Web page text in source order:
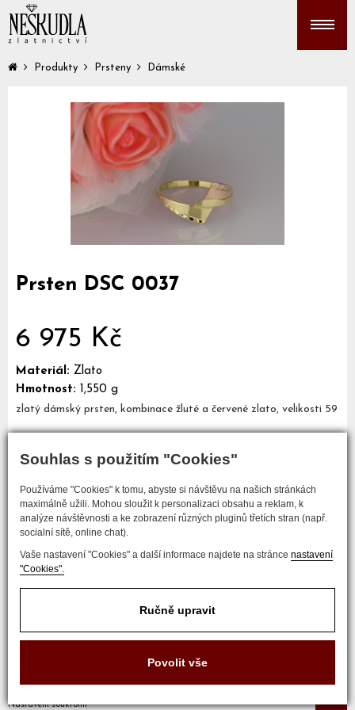
Souhlas s použitím "Cookies"
Používáme "Cookies" k tomu, abyste si návštěvu na našich stránkách
maximálně užili. Mohou sloužit k personalizaci obsahu a reklam, k
analýze návštěvnosti a ke zobrazení různých pluginů třetích stran (např.
socialní sítě, online chat).
Vaše nastavení "Cookies" a další informace najdete na stránce nastavení
"Cookies".
Ručně upravit
Povolit vše
Produkty Prsteny Dámské
Prsten DSC 0037
6 975 Kč
Materiál: Zlato
Hmotnost: 1,550 g
zlatý dámský prsten, kombinace žluté a červené zlato, velikosti 59
Mám zájem o tento šperk
COPYRIGHT © 2017 ZLATNICTVÍ NEŠKUDLA
Nastavení soukromí